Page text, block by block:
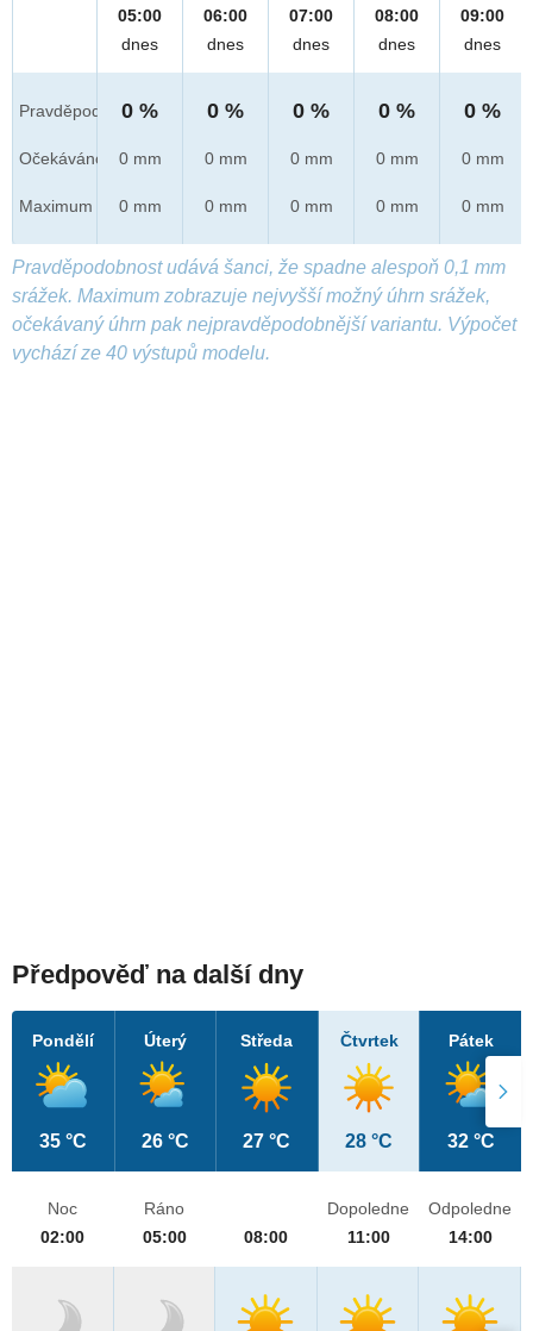
Pravděpod.
Očekáváno
Maximum
05:00
dnes
0 %
0 mm
0 mm
06:00
dnes
0 %
0 mm
0 mm
07:00
dnes
0 %
0 mm
0 mm
08:00
dnes
0 %
0 mm
0 mm
09:00
dnes
0 %
0 mm
0 mm
Pravděpodobnost udává šanci, že spadne alespoň 0,1 mm
srážek. Maximum zobrazuje nejvyšší možný úhrn srážek,
očekávaný úhrn pak nejpravděpodobnější variantu. Výpočet
vychází ze 40 výstupů modelu.
Předpověď na další dny
Pondělí
35 °C
Úterý
26 °C
Středa
27 °C
Čtvrtek
28 °C
Pátek
32 °C
Noc
02:00
Ráno
05:00
08:00
Dopoledne
11:00
Odpoledne
14:00